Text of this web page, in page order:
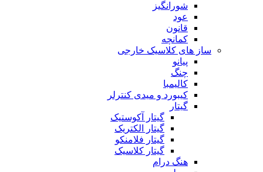
شورانگیز
عود
قانون
کمانچه
ساز های کلاسیک خارجی
پیانو
چنگ
کالیمبا
کیبورد و میدی کنترلر
گیتار
گیتار آکوستیک
گیتار الکتریک
گیتار فلامنکو
گیتار کلاسیک
هنگ درام